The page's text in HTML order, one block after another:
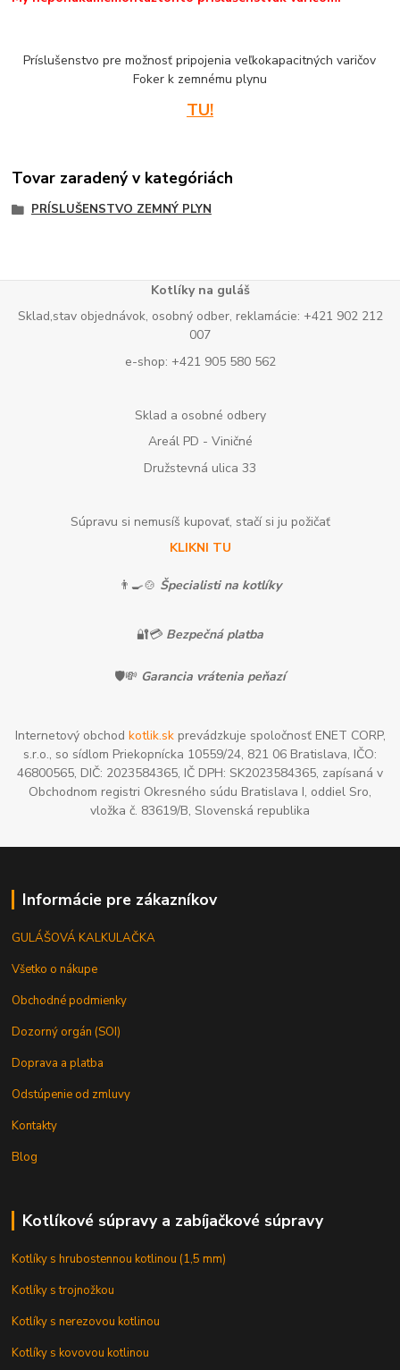
Príslušenstvo pre možnosť pripojenia veľkokapacitných varičov
Foker k zemnému plynu
TU!
Tovar zaradený v kategóriách
PRÍSLUŠENSTVO ZEMNÝ PLYN
Kotlíky na guláš
Sklad,stav objednávok, osobný odber, reklamácie: +421 902 212
007
e-shop: +421 905 580 562
Sklad a osobné odbery
Areál PD - Viničné
Družstevná ulica 33
Súpravu si nemusíš kupovať, stačí si ju požičať
KLIKNI TU
👨‍🍳🍲 Špecialisti na kotlíky
🔐💳 Bezpečná platba
🛡️💸 Garancia vrátenia peňazí
Internetový obchod kotlik.skprevádzkuje spoločnosť ENET CORP,
s.r.o., so sídlom Priekopnícka 10559/24, 821 06 Bratislava, IČO:
46800565, DIČ: 2023584365, IČ DPH: SK2023584365, zapísaná v
Obchodnom registri Okresného súdu Bratislava I, oddiel Sro,
vložka č. 83619/B, Slovenská republika
Informácie pre zákazníkov
GULÁŠOVÁ KALKULAČKA
Všetko o nákupe
Obchodné podmienky
Dozorný orgán (SOI)
Doprava a platba
Odstúpenie od zmluvy
Kontakty
Blog
Kotlíkové súpravy a zabíjačkové súpravy
Kotlíky s hrubostennou kotlinou (1,5 mm)
Kotlíky s trojnožkou
Kotlíky s nerezovou kotlinou
Kotlíky s kovovou kotlinou